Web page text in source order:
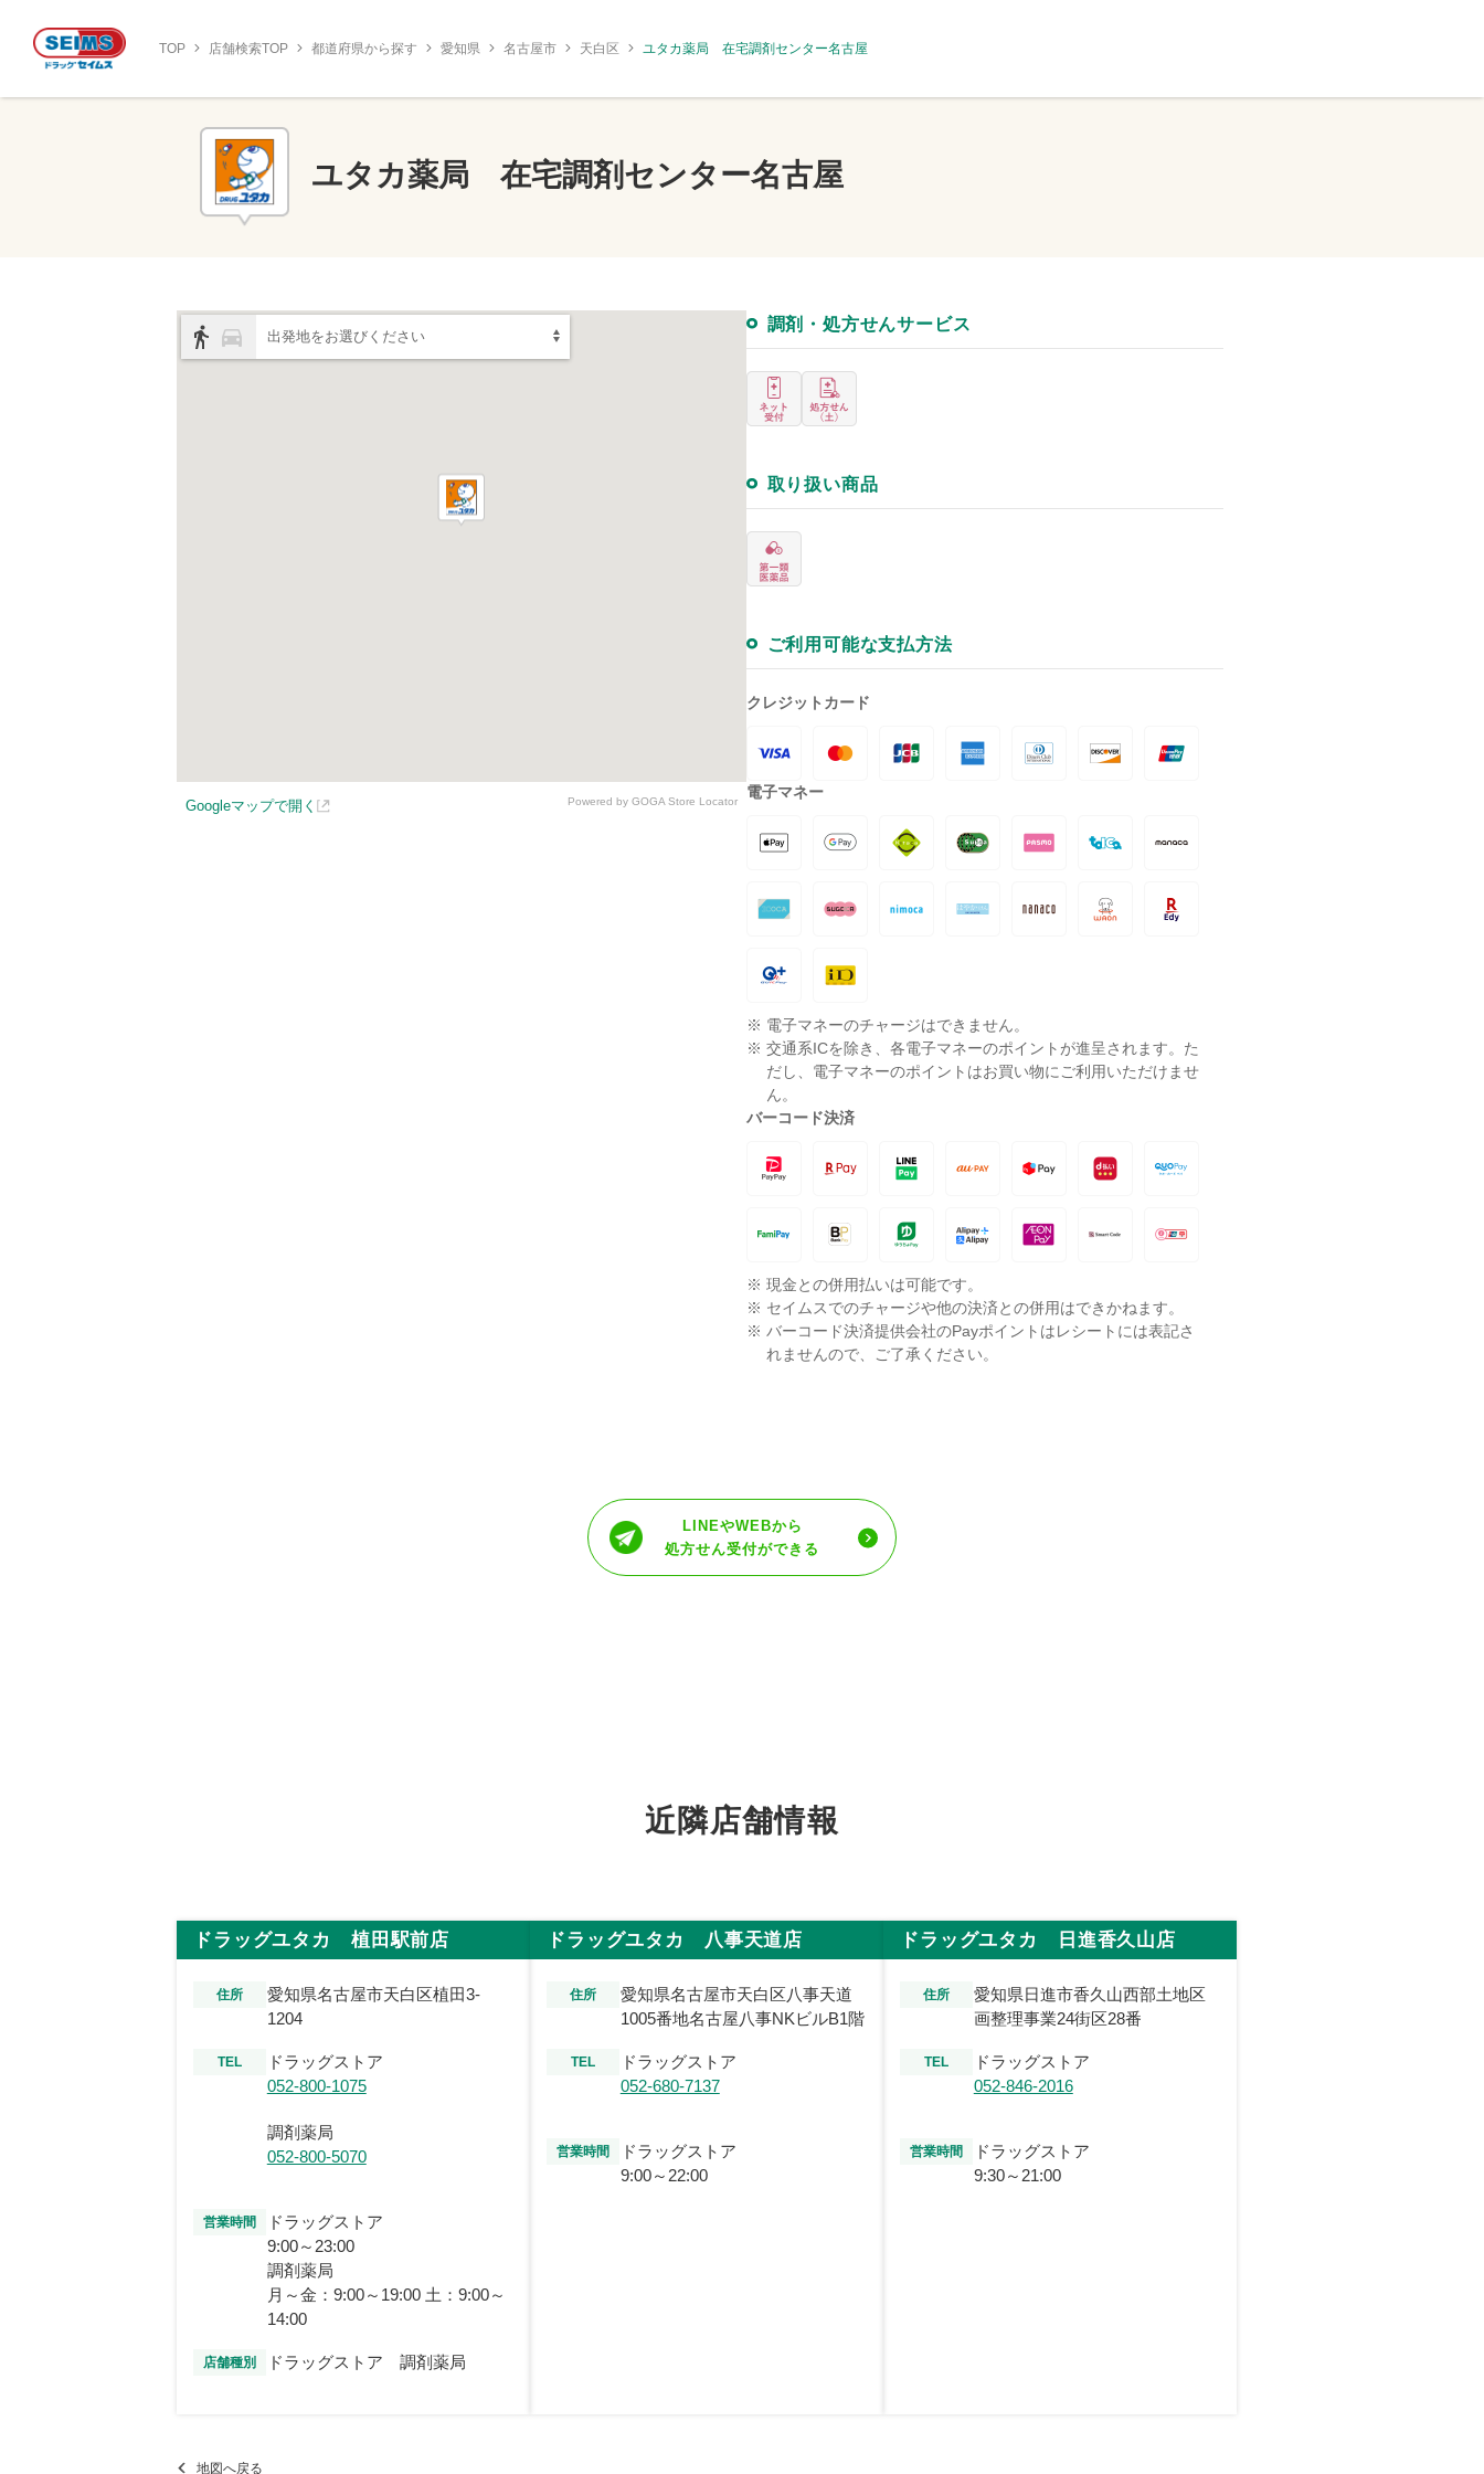
TOP 店舗検索TOP 都道府県から探す 愛知県 名古屋市 天白区 ユタカ薬局 在宅調剤センター名古屋
ユタカ薬局 在宅調剤センター名古屋
出発地をお選びください
Googleマップで開く Powered by GOGA Store Locator
調剤・処方せんサービス
取り扱い商品
ご利用可能な支払方法
クレジットカード
電子マネー
※ 電子マネーのチャージはできません。
※ 交通系ICを除き、各電子マネーのポイントが進呈されます。た
だし、電子マネーのポイントはお買い物にご利用いただけませ
ん。
バーコード決済
※ 現金との併用払いは可能です。
※ セイムスでのチャージや他の決済との併用はできかねます。
※ バーコード決済提供会社のPayポイントはレシートには表記さ
れませんので、ご了承ください。
LINEやWEBから
処方せん受付ができる
近隣店舗情報
ドラッグユタカ 植田駅前店
住所
愛知県名古屋市天白区植田3-
1204
TEL
ドラッグストア
052-800-1075
調剤薬局
052-800-5070
営業時間
ドラッグストア
9:00～23:00
調剤薬局
月～金：9:00～19:00 土：9:00～
14:00
店舗種別 ドラッグストア 調剤薬局
ドラッグユタカ 八事天道店
住所
愛知県名古屋市天白区八事天道
1005番地名古屋八事NKビルB1階
TEL
ドラッグストア
052-680-7137
営業時間
ドラッグストア
9:00～22:00
ドラッグユタカ 日進香久山店
住所
愛知県日進市香久山西部土地区
画整理事業24街区28番
TEL
ドラッグストア
052-846-2016
営業時間
ドラッグストア
9:30～21:00
地図へ戻る